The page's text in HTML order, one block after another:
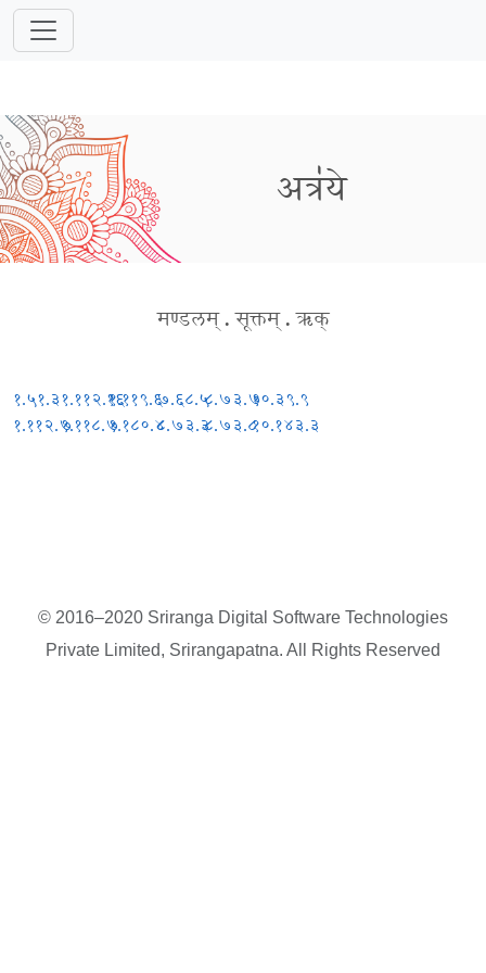
अत्र॑ये
मण्डलम् . सूक्तम् . ऋक्
१.५१.३
१.११२.७
१.११२.१६
१.११८.७
१.११९.६
१.१८०.४
७.६८.५
८.७३.३
८.७३.७
८.७३.८
१०.३९.९
१०.१४३.३
© 2016–2020 Sriranga Digital Software Technologies
Private Limited, Srirangapatna. All Rights Reserved